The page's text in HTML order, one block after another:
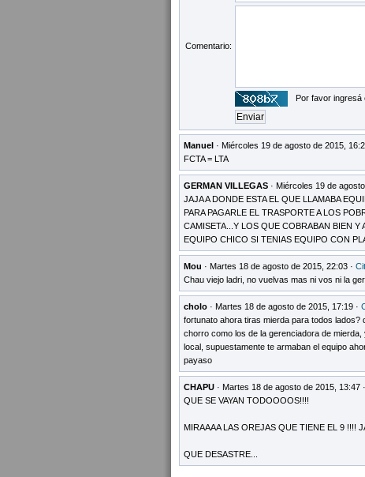
Comentario:
Por favor ingresá
Manuel · Miércoles 19 de agosto de 2015,
FCTA = LTA
GERMAN VILLEGAS · Miércoles 19 de
JAJA A DONDE ESTA EL QUE LLAMABA
PARA PAGARLE EL TRASPORTE A LOS
CAMISETA...Y LOS QUE COBRABAN BIEN
EQUIPO CHICO SI TENIAS EQUIPO CON
Mou · Martes 18 de agosto de 2015, 22:03 ·
Chau viejo ladri, no vuelvas mas ni vos ni la
cholo · Martes 18 de agosto de 2015, 17:19 ·
fortunato ahora tiras mierda para todos
chorro como los de la gerenciadora de
local, supuestamente te armaban el equipo
payaso
CHAPU · Martes 18 de agosto de 2015, 13:47 ·
QUE SE VAYAN TODOOOOS!!!!
MIRAAAA LAS OREJAS QUE TIENE EL 9 !!!!
QUE DESASTRE...